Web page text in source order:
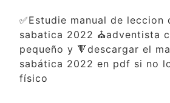
✅Estudie manual de leccion
sabatica 2022 ⛪adventista
pequeño y 🔻descargar el
sabática 2022 en pdf si no
físico